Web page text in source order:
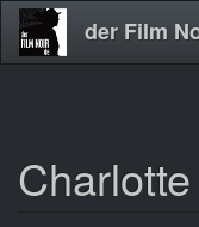
Direkt
zum
der Film